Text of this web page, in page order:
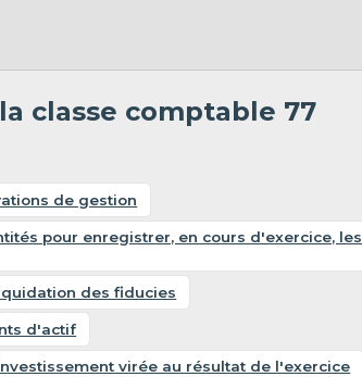
classe comptable 77
de gestion
pour enregistrer, en cours d'exercice, les
des fiducies
d'actif
virée au résultat de l'exercice